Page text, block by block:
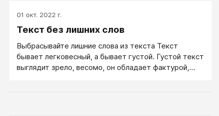
текст динамичнее - используйте настоящее время
глаголов.
01 окт. 2022 г.
Текст без лишних слов
Выбрасывайте лишние слова из текста Текст
бывает легковесный, а бывает густой. Густой текст
выглядит зрело, весомо, он обладает фактурой,